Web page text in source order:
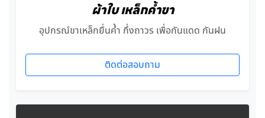
ผ้าใบ เหล็กค้ำขา
อุปกรณ์ขาเหล็กยื่นค้ำ กึ่งถาวร เพื่อกันแดด กันฝน
ติดต่อสอบถาม